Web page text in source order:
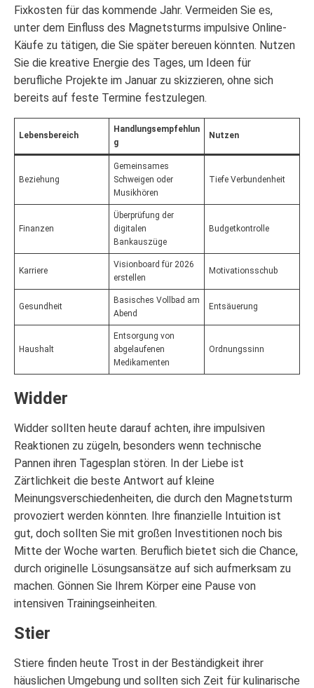
Fixkosten für das kommende Jahr. Vermeiden Sie es,
unter dem Einfluss des Magnetsturms impulsive Online-
Käufe zu tätigen, die Sie später bereuen könnten. Nutzen
Sie die kreative Energie des Tages, um Ideen für
berufliche Projekte im Januar zu skizzieren, ohne sich
bereits auf feste Termine festzulegen.
Lebensbereich
Handlungsempfehlun
g
Nutzen
Beziehung
Gemeinsames
Schweigen oder
Musikhören
Tiefe Verbundenheit
Finanzen
Überprüfung der
digitalen
Bankauszüge
Budgetkontrolle
Karriere
Visionboard für 2026
erstellen
Motivationsschub
Gesundheit
Basisches Vollbad am
Abend
Entsäuerung
Haushalt
Entsorgung von
abgelaufenen
Medikamenten
Ordnungssinn
Widder
Widder sollten heute darauf achten, ihre impulsiven
Reaktionen zu zügeln, besonders wenn technische
Pannen ihren Tagesplan stören. In der Liebe ist
Zärtlichkeit die beste Antwort auf kleine
Meinungsverschiedenheiten, die durch den Magnetsturm
provoziert werden könnten. Ihre finanzielle Intuition ist
gut, doch sollten Sie mit großen Investitionen noch bis
Mitte der Woche warten. Beruflich bietet sich die Chance,
durch originelle Lösungsansätze auf sich aufmerksam zu
machen. Gönnen Sie Ihrem Körper eine Pause von
intensiven Trainingseinheiten.
Stier
Stiere finden heute Trost in der Beständigkeit ihrer
häuslichen Umgebung und sollten sich Zeit für kulinarische